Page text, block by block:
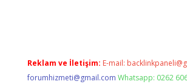
Reklam ve İletişim: E-mail:
forumhizmeti@gmail.com Whatsapp: 0262